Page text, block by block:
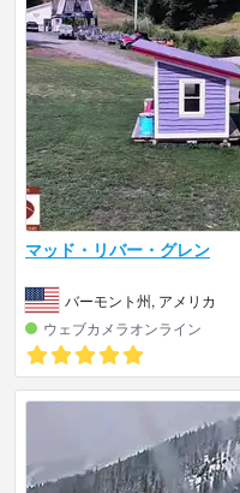
マッド・リバー・グレン
バーモント州, アメリカ
ウェブカメラオンライン